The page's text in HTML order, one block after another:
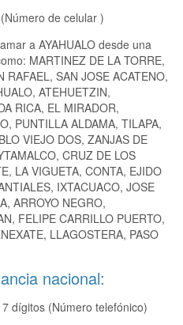
de celular )
a AYAHUALO desde una
MARTINEZ DE LA TORRE,
RAFAEL, SAN JOSE ACATENO,
ATEHUETZIN,
RICA, EL MIRADOR,
PUNTILLA ALDAMA, TILAPA,
VIEJO DOS, ZANJAS DE
CRUZ DE LOS
LA VIGUETA, CONTA, EJIDO
IXTACUACO, JOSE
ARROYO NEGRO,
FELIPE CARRILLO PUERTO,
LLAGOSTERA, PASO
nacional:
dígitos (Número telefónico)